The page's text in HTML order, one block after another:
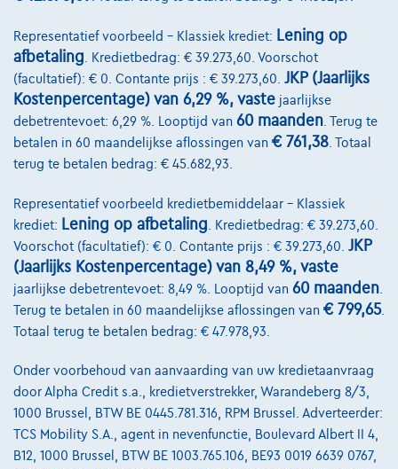
Bekijk wagen
Volkswagen Tiguan
Comfortline 2.0 TDI SCR 110 kW (150 ch) 7 vitesses DSG
03/2019
105.700 km Diesel Automaat 110 kW ( 148 PK )
Representatief voorbeeld – Klassiek krediet: Lening op
afbetaling . Kredietbedrag: € 39.273,60. Voorschot
(facultatief): € 0. Contante prijs : € 39.273,60. JKP (Jaarlijks
Kostenpercentage) van 6,29 %, vaste jaarlijkse
debetrentevoet: 6,29 %. Looptijd van 60 maanden . Terug te
betalen in 60 maandelijkse aflossingen van € 761,38 . Totaal
terug te betalen bedrag: € 45.682,93.
Representatief voorbeeld kredietbemiddelaar – Klassiek
krediet: Lening op afbetaling . Kredietbedrag: € 39.273,60.
Voorschot (facultatief): € 0. Contante prijs : € 39.273,60. JKP
(Jaarlijks Kostenpercentage) van 8,49 %, vaste
jaarlijkse debetrentevoet: 8,49 %. Looptijd van 60 maanden
Terug te betalen in 60 maandelijkse aflossingen van € 799,65.
Totaal terug te betalen bedrag: € 47.978,93.
Onder voorbehoud van aanvaarding van uw kredietaanvraag
door Alpha Credit s.a., kredietverstrekker, Warandeberg 8/3,
1000 Brussel, BTW BE 0445.781.316, RPM Brussel. Adverteerder:
TCS Mobility S.A., agent in nevenfunctie, Boulevard Albert II 4,
B12, 1000 Brussel, BTW BE 1003.765.106, BE93 0019 6639 0767,